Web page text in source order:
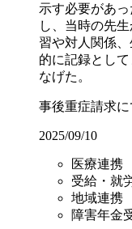
示す必要があ
し、当時の先
習や対人関係
的に記録とし
なげた。
事後重症請求に
2025/09/10
医療連携
受給・就
地域連携
障害年金